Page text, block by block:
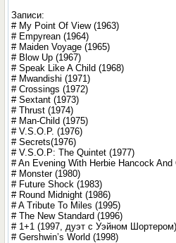
Записи:
# My Point Of View (1963)
# Empyrean (1964)
# Maiden Voyage (1965)
# Blow Up (1967)
# Speak Like A Child (1968)
# Mwandishi (1971)
# Crossings (1972)
# Sextant (1973)
# Thrust (1974)
# Man-Child (1975)
# V.S.O.P. (1976)
# Secrets(1976)
# V.S.O.P: The Quintet (1977)
# An Evening With Herbie Hancock And
# Monster (1980)
# Future Shock (1983)
# Round Midnight (1986)
# A Tribute To Miles (1995)
# The New Standard (1996)
# 1+1 (1997, дуэт с Уэйном Шортером)
# Gershwin’s World (1998)